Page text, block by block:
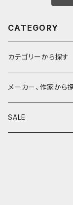
CATEGORY
カテゴリーから探す
鉛筆
鉛筆補助軸
メーカー、作家から
590&Co.
SALE